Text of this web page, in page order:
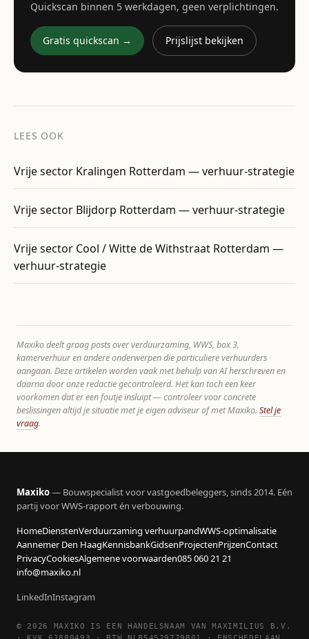
Quickscan binnen 5 werkdagen, geen verplichtingen.
Gratis quickscan → Prijslijst bekijken
LEES OOK
Vrije sector Kralingen Rotterdam — verhuur-strategie
Vrije sector Blijdorp Rotterdam — verhuur-strategie
Vrije sector Cool / Witte de Withstraat Rotterdam —
verhuur-strategie
Maxiko deelt graag posts over verduurzaming, WWS, box 3,
kamerverhuur en andere onderwerpen die particuliere verhuurders
aangaan. Deze artikelen worden vaak met behulp van AI herschreven en
daarna door onze redactie gecontroleerd. Het kan toch een keer
voorkomen dat er een foutje insluipt — controleer voor concrete
beslissingen altijd je situatie met je eigen adviseur of met Maxiko. Stel je
vraag.
Maxiko— Bouwspecialist voor vastgoedbeleggers, sinds 2014. Eén
partij voor WWS-rapport én verbouwing.
HomeDienstenVerduurzaming verhuurpandWWS-optimalisatie
Aannemer Den HaagKennisbankGidsenProjectenPrijzenContact
PrivacyCookiesAlgemene voorwaarden085 060 21 21
info@maxiko.nl
LinkedInInstagram
© 2026 MAXIKO IS EEN HANDELSNAAM VAN MAXIMILIUS B.V.